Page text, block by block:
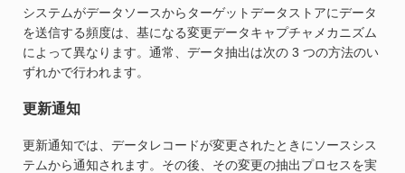
システムがデータソースからターゲットデータストアにデータ
を送信する頻度は、基になる変更データキャプチャメカニズム
によって異なります。通常、データ抽出は次の 3 つの方法のい
ずれかで行われます。
更新通知
更新通知では、データレコードが変更されたときにソースシス
テムから通知されます。その後、その変更の抽出プロセスを実